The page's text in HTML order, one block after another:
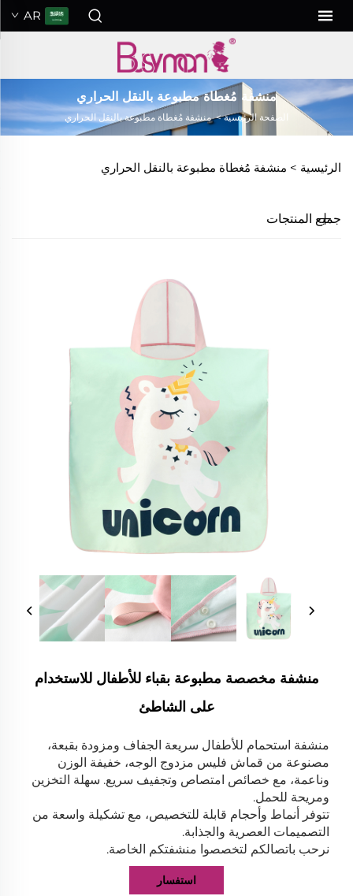
AR
منشفة مُغطاة مطبوعة بالنقل الحراري
الصفحة الرئيسية>منشفة مُغطاة مطبوعة بالنقل الحراري
الرئيسية > منشفة مُغطاة مطبوعة بالنقل الحراري
جميع المنتجات
منشفة مخصصة مطبوعة بقباء للأطفال للاستخدام
على الشاطئ
منشفة استحمام للأطفال سريعة الجفاف ومزودة بقبعة،
مصنوعة من قماش فليس مزدوج الوجه، خفيفة الوزن
وناعمة، مع خصائص امتصاص وتجفيف سريع. سهلة التخزين
ومريحة للحمل.
تتوفر أنماط وأحجام قابلة للتخصيص، مع تشكيلة واسعة من
التصميمات العصرية والجذابة.
نرحب باتصالكم لتخصصوا منشفتكم الخاصة.
استفسار